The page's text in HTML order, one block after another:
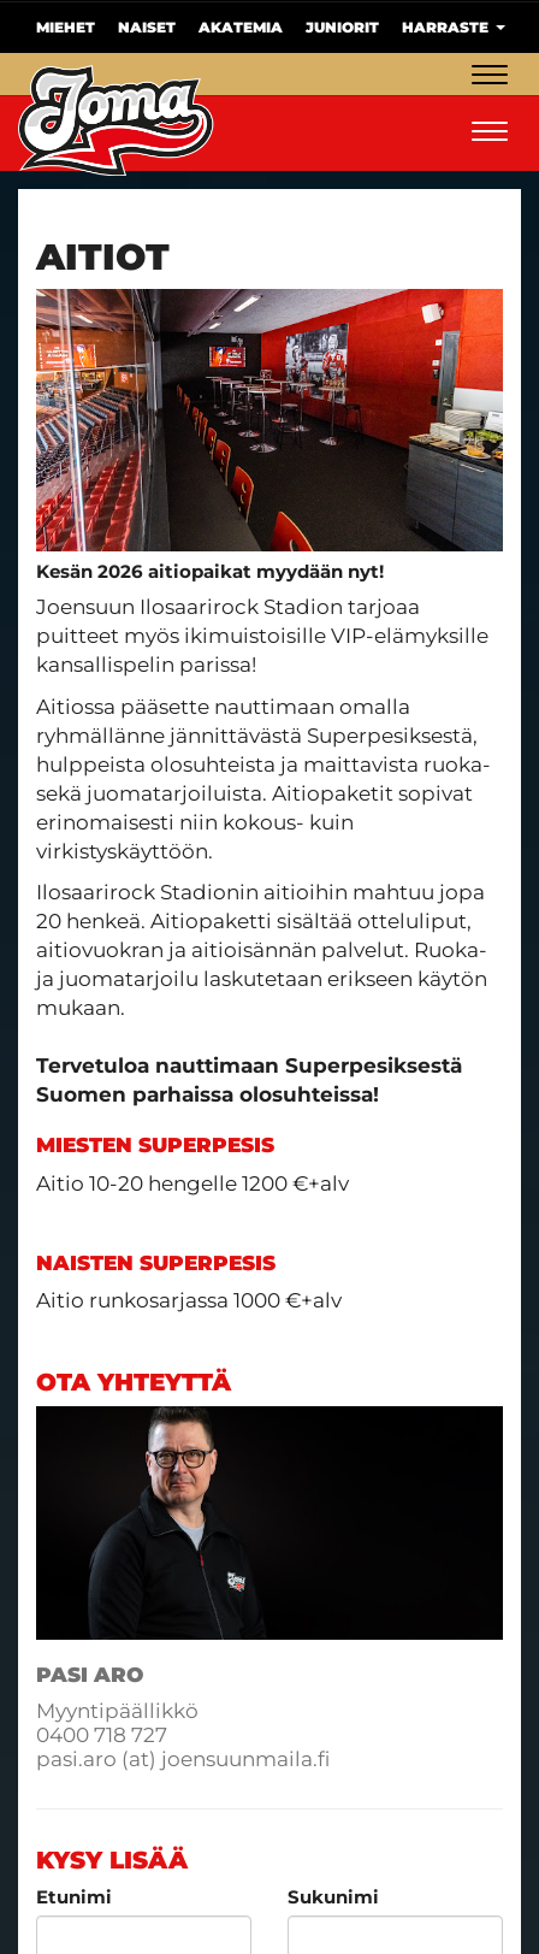
MIEHET NAISET AKATEMIA JUNIORIT HARRASTE
AITIOT
Kesän 2026 aitiopaikat myydään nyt!
Joensuun Ilosaarirock Stadion tarjoaa
puitteet myös ikimuistoisille VIP-elämyksille
kansallispelin parissa!
Aitiossa pääsette nauttimaan omalla
ryhmällänne jännittävästä Superpesiksestä,
hulppeista olosuhteista ja maittavista ruoka-
sekä juomatarjoiluista. Aitiopaketit sopivat
erinomaisesti niin kokous- kuin
virkistyskäyttöön.
Ilosaarirock Stadionin aitioihin mahtuu jopa
20 henkeä. Aitiopaketti sisältää otteluliput,
aitiovuokran ja aitioisännän palvelut. Ruoka-
ja juomatarjoilu laskutetaan erikseen käytön
mukaan.
​​​​​​​Tervetuloa nauttimaan Superpesiksestä
Suomen parhaissa olosuhteissa!​​
MIESTEN SUPERPESIS
Aitio 10-20 hengelle 1200 €+alv
NAISTEN SUPERPESIS
Aitio runkosarjassa 1000 €+alv
OTA YHTEYTTÄ
PASI ARO
Myyntipäällikkö
0400 718 727
pasi.aro (at) joensuunmaila.fi
KYSY LISÄÄ
Etunimi Sukunimi